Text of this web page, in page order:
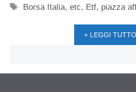
Tag
Borsa Italia,etc, Etf, piazza
+ LEGGI TUTTO